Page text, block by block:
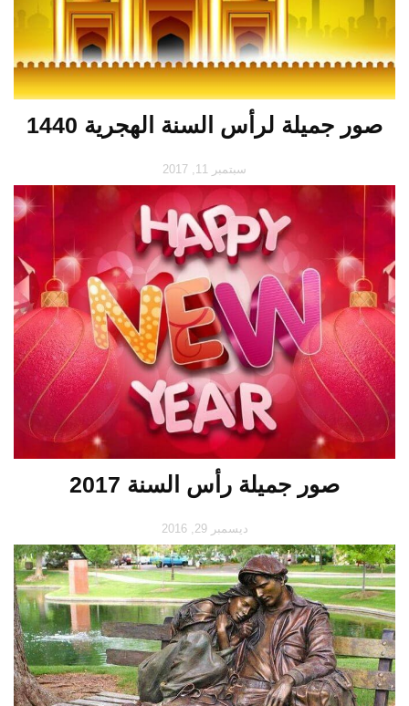
صور جميلة لرأس السنة الهجرية 1440
سبتمبر 11, 2017
صور جميلة رأس السنة 2017
ديسمبر 29, 2016